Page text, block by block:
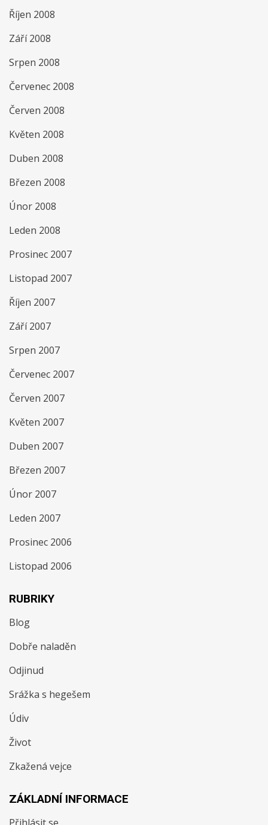
Říjen 2008
Září 2008
Srpen 2008
Červenec 2008
Červen 2008
Květen 2008
Duben 2008
Březen 2008
Únor 2008
Leden 2008
Prosinec 2007
Listopad 2007
Říjen 2007
Září 2007
Srpen 2007
Červenec 2007
Červen 2007
Květen 2007
Duben 2007
Březen 2007
Únor 2007
Leden 2007
Prosinec 2006
Listopad 2006
RUBRIKY
Blog
Dobře naladěn
Odjinud
Srážka s hegešem
Údiv
Život
Zkažená vejce
ZÁKLADNÍ INFORMACE